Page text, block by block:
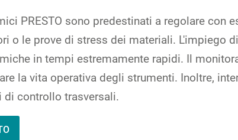
PRESTO sono predestinati a regolare con
o le prove di stress dei materiali. L'impiego
in tempi estremamente rapidi. Il
la vita operativa degli strumenti. Inoltre,
controllo trasversali.